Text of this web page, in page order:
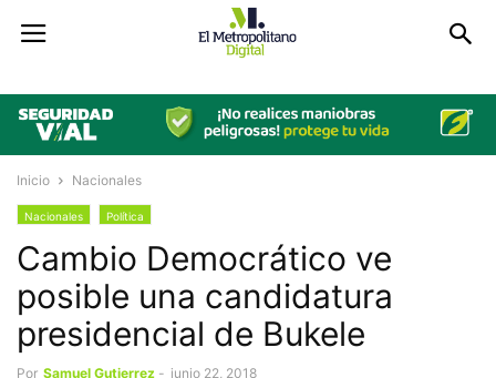
Inicio Nacionales
Nacionales Política
Cambio Democrático ve
posible una candidatura
presidencial de Bukele
Por Samuel Gutierrez - junio 22, 2018